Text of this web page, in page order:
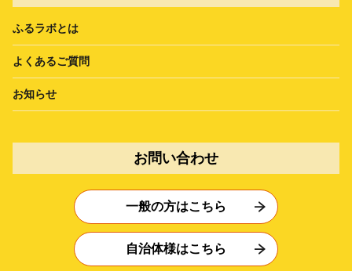
ふるラボとは
よくあるご質問
お知らせ
お問い合わせ
一般の方はこちら
自治体様はこちら